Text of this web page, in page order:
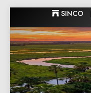
to
content
SINCO